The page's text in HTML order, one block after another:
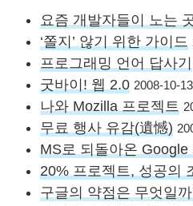
요즘 개발자들이 노는
‘쫄지’ 않기 위한 가이드
프로그래밍 언어 답사기
굿바이! 웹 2.0 2008-10-13
나와 Mozilla 프로젝트
무료 행사 유감(遺憾)
MS로 되돌아온 Google
20% 프로젝트, 성공의
구글의 약점은 무엇일